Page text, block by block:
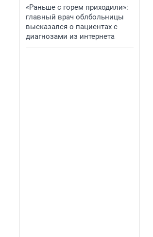
«Раньше с горем приходили»:
главный врач облбольницы
высказался о пациентах с
диагнозами из интернета